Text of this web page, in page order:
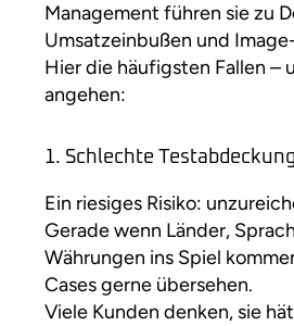
Management führen sie zu
Umsatzeinbußen und
Hier die häufigsten Fallen –
angehen:
1. Schlechte Testabdeckung
Ein riesiges Risiko:
Gerade wenn Länder,
Währungen ins Spiel
Cases gerne übersehen.
Viele Kunden denken, sie